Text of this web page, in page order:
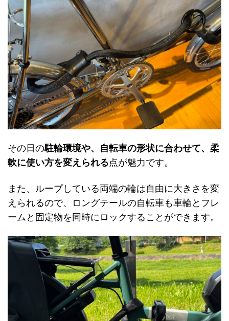
その日の駐輪環境や、自転車の形状に合わせて、柔
軟に使い方を変えられる点が魅力です。
また、ループしている両端の輪は自由に大きさを変
えられるので、ロングテールの自転車も車輪とフレ
ームと固定物を同時にロックすることができます。